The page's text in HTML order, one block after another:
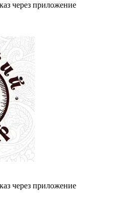
через приложение
через приложение